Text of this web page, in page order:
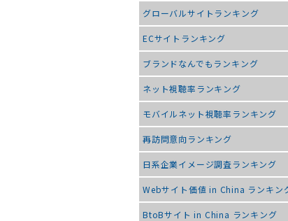
グローバルサイトランキング
ECサイトランキング
ブランドなんでもランキング
ネット視聴率ランキング
モバイルネット視聴率ランキング
再訪問意向ランキング
日系企業イメージ調査ランキング
Webサイト価値 in China ランキン
BtoBサイト in China ランキング